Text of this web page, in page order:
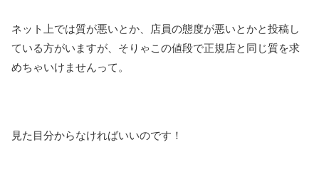
ネット上では質が悪いとか、店員の態度が悪いとかと投稿し
ている方がいますが、そりゃこの値段で正規店と同じ質を求
めちゃいけませんって。
見た目分からなければいいのです！